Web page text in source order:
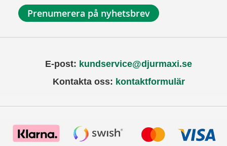
Prenumerera på nyhetsbrev
E-post: kundservice@djurmaxi.se
Kontakta oss: kontaktformulär